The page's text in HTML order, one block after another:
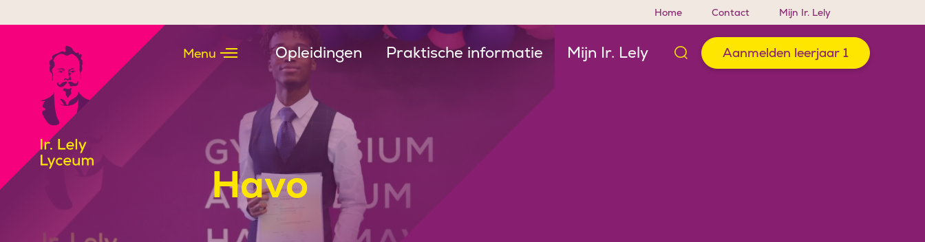
Home Contact Mijn Ir. Lely
Menu Opleidingen Praktische informatie Mijn Ir. Lely Aanmelden leerjaar 1
Havo